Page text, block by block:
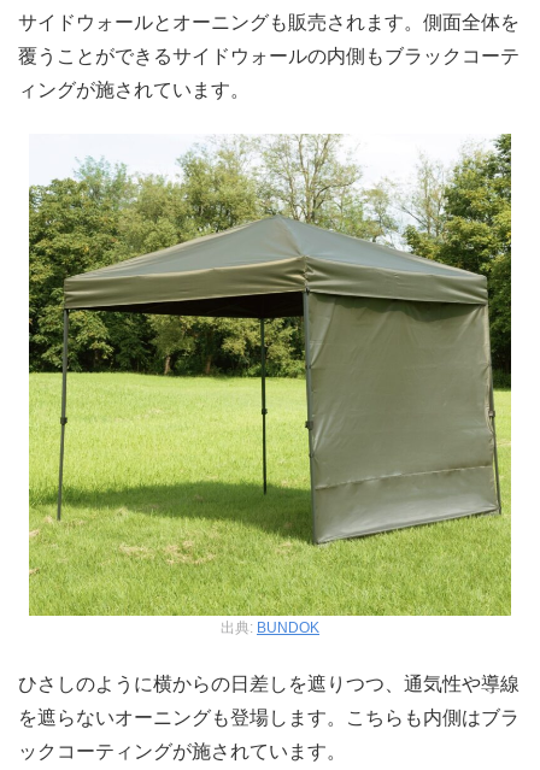
サイドウォールとオーニングも販売されます。側面全体を
覆うことができるサイドウォールの内側もブラックコーテ
ィングが施されています。
出典: BUNDOK
ひさしのように横からの日差しを遮りつつ、通気性や導線
を遮らないオーニングも登場します。こちらも内側はブラ
ックコーティングが施されています。